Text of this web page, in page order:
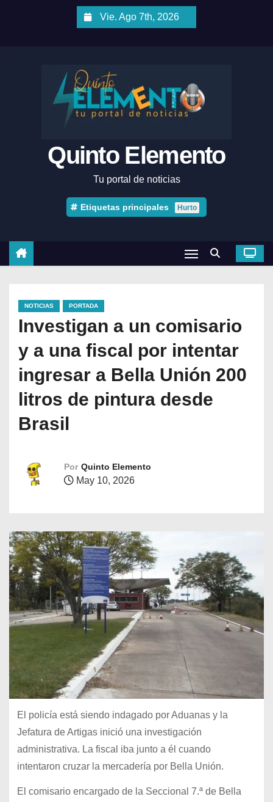
Vie. Ago 7th, 2026
Quinto Elemento
Tu portal de noticias
Etiquetas principales Hurto
NOTICIAS PORTADA
Investigan a un comisario
y a una fiscal por intentar
ingresar a Bella Unión 200
litros de pintura desde
Brasil
Por Quinto Elemento
May 10, 2026
El policía está siendo indagado por Aduanas y la
Jefatura de Artigas inició una investigación
administrativa. La fiscal iba junto a él cuando
intentaron cruzar la mercadería por Bella Unión.
El comisario encargado de la Seccional 7.ª de Bella